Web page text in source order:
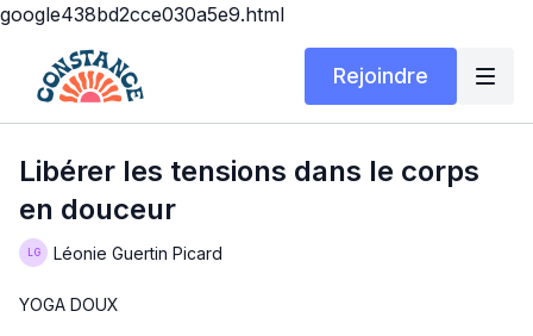
google438bd2cce030a5e9.html
Rejoindre
Libérer les tensions dans le corps
en douceur
Léonie Guertin Picard
YOGA DOUX